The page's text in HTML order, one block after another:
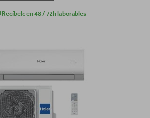
Recíbelo en 48 / 72h laborables